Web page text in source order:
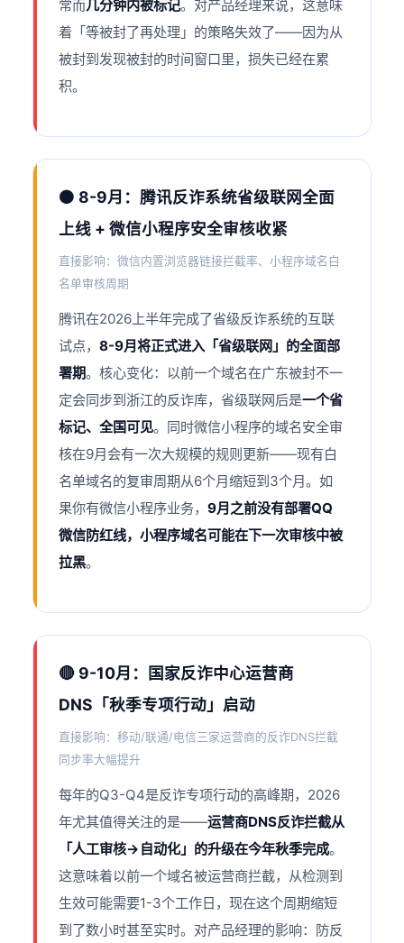
常而几分钟内被标记。对产品经理来说，这意味
着「等被封了再处理」的策略失效了——因为从
被封到发现被封的时间窗口里，损失已经在累
积。
🟠 8-9月：腾讯反诈系统省级联网全面
上线 + 微信小程序安全审核收紧
直接影响：微信内置浏览器链接拦截率、小程序域名白
名单审核周期
腾讯在2026上半年完成了省级反诈系统的互联
试点，8-9月将正式进入「省级联网」的全面部
署期。核心变化：以前一个域名在广东被封不一
定会同步到浙江的反诈库，省级联网后是一个省
标记、全国可见。同时微信小程序的域名安全审
核在9月会有一次大规模的规则更新——现有白
名单域名的复审周期从6个月缩短到3个月。如
果你有微信小程序业务，9月之前没有部署QQ
微信防红线，小程序域名可能在下一次审核中被
拉黑。
🔴 9-10月：国家反诈中心运营商
DNS「秋季专项行动」启动
直接影响：移动/联通/电信三家运营商的反诈DNS拦截
同步率大幅提升
每年的Q3-Q4是反诈专项行动的高峰期，2026
年尤其值得关注的是——运营商DNS反诈拦截从
「人工审核→自动化」的升级在今年秋季完成。
这意味着以前一个域名被运营商拦截，从检测到
生效可能需要1-3个工作日，现在这个周期缩短
到了数小时甚至实时。对产品经理的影响：防反